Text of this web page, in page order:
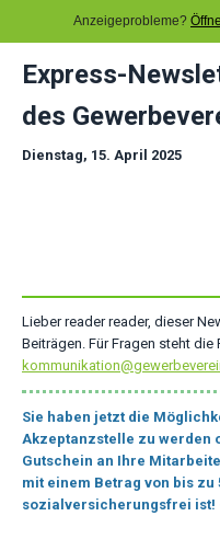
Anzeigeprobleme?
Express-
des
Dienstag, 15. April 2025
Lieber reader reader, dieser
Beiträgen. Für Fragen steht die
Sie haben jetzt die
Akzeptanzstelle zu werden
Gutschein an Ihre
mit einem Betrag von bis zu
sozialversicherungsfrei ist!